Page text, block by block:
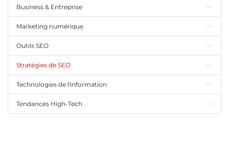
Business & Entreprise
Marketing numérique
Outils SEO
Stratégies de SEO
Technologies de l'information
Tendances High-Tech